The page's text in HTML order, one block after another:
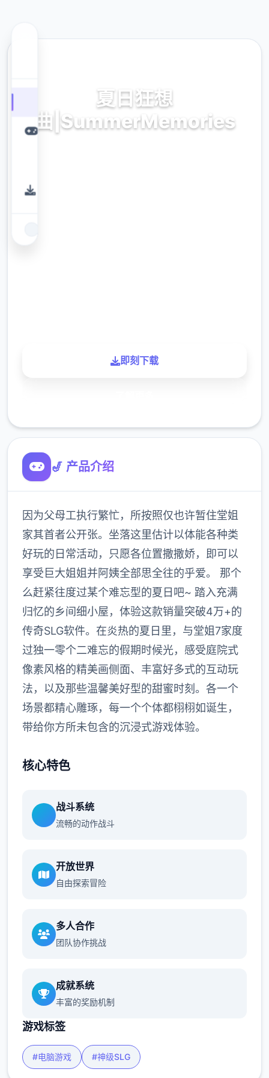
夏日狂想
曲|SummerMemories
即刻下载
🎷 产品介绍
因为父母工执行繁忙，所按照仅也许暂住堂姐
家其首者公开张。坐落这里估计以体能各种类
好玩的日常活动，只愿各位置撒撒娇，即可以
享受巨大姐姐并阿姨全部思全往的乎爱。 那个
么赶紧往度过某个难忘型的夏日吧~ 踏入充满
归忆的乡间细小屋，体验这款销量突破4万+的
传奇SLG软件。在炎热的夏日里，与堂姐7家度
过独一零个二难忘的假期时候光，感受庭院式
像素风格的精美画侧面、丰富好多式的互动玩
法，以及那些温馨美好型的甜蜜时刻。各一个
场景都精心雕琢，每一个个体都栩栩如诞生，
带给你方所未包含的沉浸式游戏体验。
核心特色
战斗系统
流畅的动作战斗
开放世界
自由探索冒险
多人合作
团队协作挑战
成就系统
丰富的奖励机制
游戏标签
#电脑游戏 #神级SLG